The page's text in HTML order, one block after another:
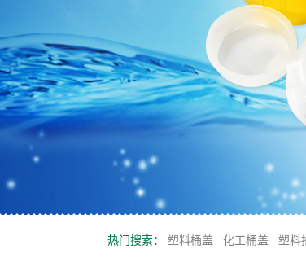
热门搜索： 塑料桶盖 化工桶盖 塑料